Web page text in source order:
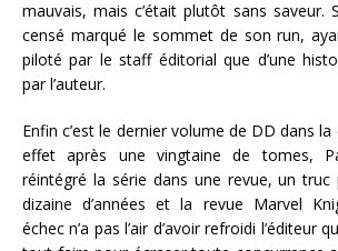
mauvais, mais c’était plutôt sans saveur.
censé marqué le sommet de son run,
piloté par le staff éditorial que d’une
par l’auteur.
Enfin c’est le dernier volume de DD dans
effet après une vingtaine de tomes,
réintégré la série dans une revue, un truc
dizaine d’années et la revue Marvel
échec n’a pas l’air d’avoir refroidi l’éditeur